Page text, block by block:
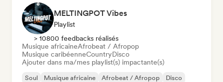
MELTINGPOT Vibes
Playlist
> 10800 feedbacks réalisés
Musique africaineAfrobeat / Afropop
Musique caribéenneCountryDisco
Ajouter dans ma/mes playlist(s) impactante(s)
Soul Musique africaine Afrobeat / Afropop
Disco